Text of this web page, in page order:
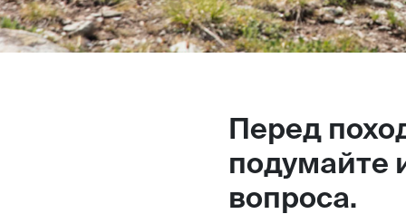
Перед
подумайте
вопроса.